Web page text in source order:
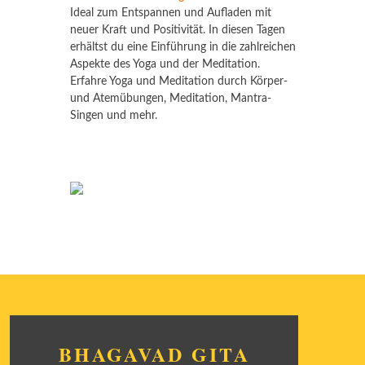
Ideal zum Entspannen und Aufladen mit
neuer Kraft und Positivität. In diesen Tagen
erhältst du eine Einführung in die zahlreichen
Aspekte des Yoga und der Meditation.
Erfahre Yoga und Meditation durch Körper-
und Atemübungen, Meditation, Mantra-
Singen und mehr.
BHAGAVAD GITA